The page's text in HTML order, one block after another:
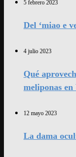
5 febrero 2023
Del ‘miao e
4 julio 2023
Qué
meliponas en
12 mayo 2023
La dama